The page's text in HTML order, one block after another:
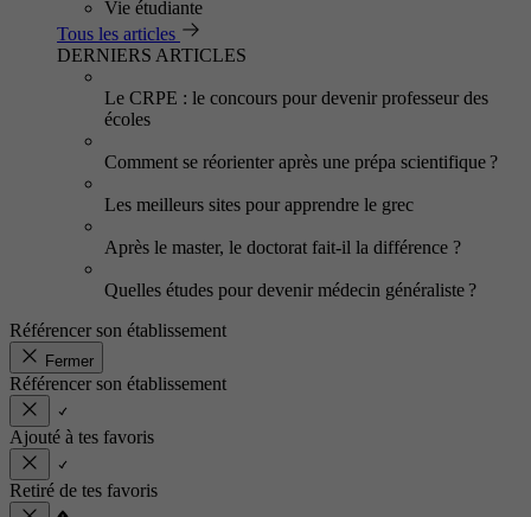
Vie étudiante
Tous les articles
DERNIERS ARTICLES
Le CRPE : le concours pour devenir professeur des
écoles
Comment se réorienter après une prépa scientifique ?
Les meilleurs sites pour apprendre le grec
Après le master, le doctorat fait-il la différence ?
Quelles études pour devenir médecin généraliste ?
Référencer son établissement
Fermer
Référencer son établissement
Ajouté à tes favoris
Retiré de tes favoris